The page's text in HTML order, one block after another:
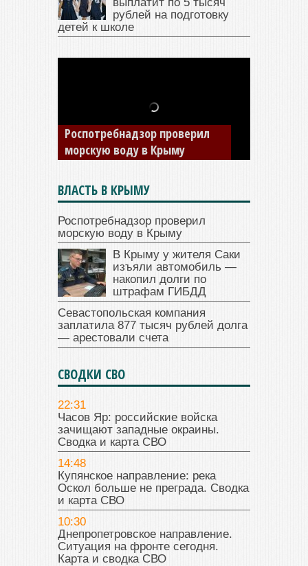
рублей на подготовку
детей к школе
В Крыму у жителя Саки
изъяли автомобиль —
накопил долги по штрафам
ГИБДД
ВЛАСТЬ В КРЫМУ
Роспотребнадзор проверил
морскую воду в Крыму
В Крыму у жителя Саки
изъяли автомобиль —
накопил долги по
штрафам ГИБДД
Севастопольская компания
заплатила 877 тысяч рублей долга
— арестовали счета
СВОДКИ СВО
22:31
Часов Яр: российские войска
зачищают западные окраины.
Сводка и карта СВО
14:48
Купянское направление: река
Оскол больше не преграда. Сводка
и карта СВО
10:30
Днепропетровское направление.
Ситуация на фронте сегодня.
Карта и сводка СВО